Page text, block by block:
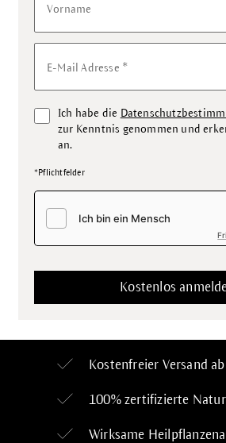
Vorname
E-Mail Adresse *
Ich habe die
zur Kenntnis genommen und
an.
*Pflichtfelder
Kostenfreier Versand
100% zertifizierte
Wirksame